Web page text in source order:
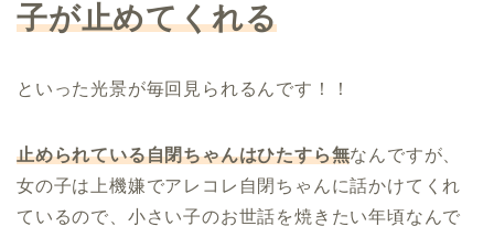
子が止めてくれる
といった光景が毎回見られるんです！！
止められている自閉ちゃんはひたすら無なんですが、
女の子は上機嫌でアレコレ自閉ちゃんに話かけてくれ
ているので、小さい子のお世話を焼きたい年頃なんで